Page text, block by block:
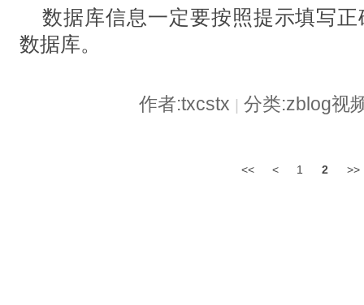
数据库信息一定要按照提示填写
数据库。
作者:txcstx | 分类:zblog视
<< < 1 2 >>